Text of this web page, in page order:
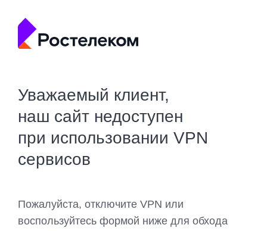
Уважаемый клиент,
наш сайт недоступен
при использовании VPN
сервисов
Пожалуйста, отключите VPN или
воспользуйтесь формой ниже для обхода